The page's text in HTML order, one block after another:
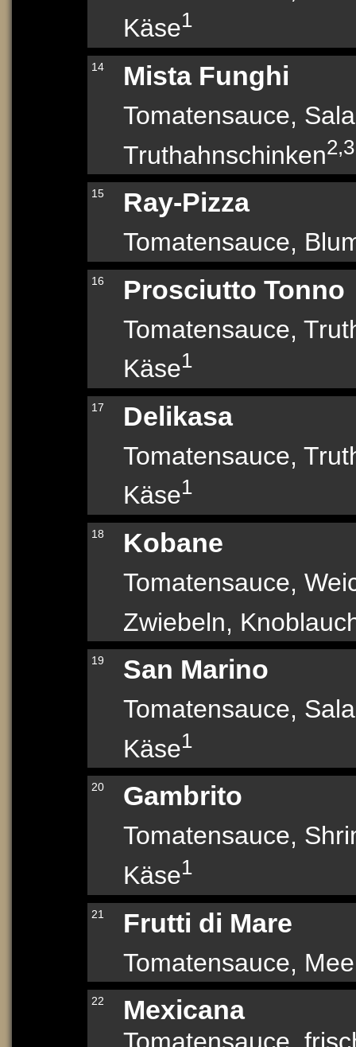
Käse1
14 Mista Funghi
Tomatensauce,
Truthahnschinken
15 Ray-Pizza
Tomatensauce,
16 Prosciutto Tonno
Tomatensauce,
Käse1
17 Delikasa
Tomatensauce,
Käse1
18 Kobane
Tomatensauce,
Zwiebeln,
19 San Marino
Tomatensauce,
Käse1
20 Gambrito
Tomatensauce,
Käse1
21 Frutti di Mare
Tomatensauce,
22 Mexicana